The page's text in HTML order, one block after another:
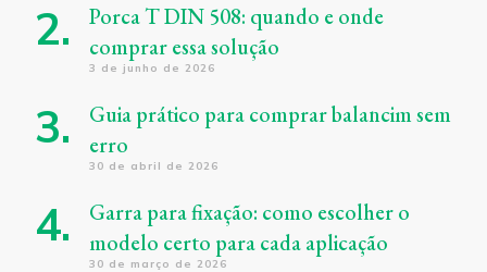
Porca T DIN 508: quando e onde
comprar essa solução
3 de junho de 2026
Guia prático para comprar balancim sem
erro
30 de abril de 2026
Garra para fixação: como escolher o
modelo certo para cada aplicação
30 de março de 2026